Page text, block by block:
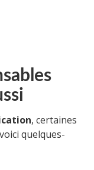
, certaines
quelques-